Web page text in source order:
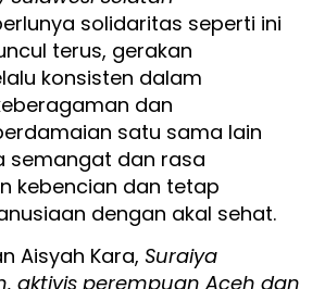
solidaritas seperti ini
terus, gerakan
konsisten dalam
dan
satu sama lain
semangat dan rasa
kebencian dan tetap
dengan akal sehat.
Aisyah Kara, Suraiya
aktivis perempuan Aceh dan